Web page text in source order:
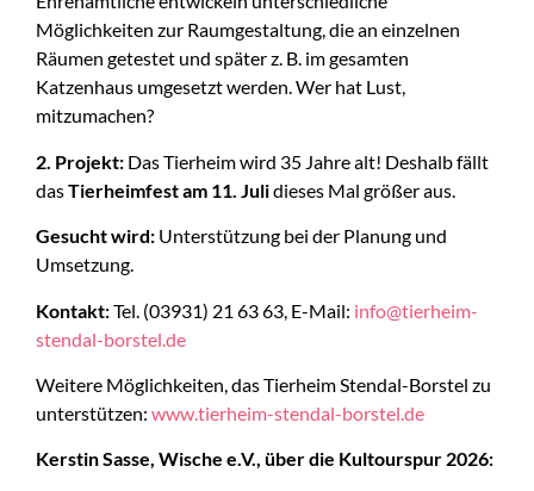
Möglichkeiten zur Raumgestaltung, die an einzelnen
Räumen getestet und später z. B. im gesamten
Katzenhaus umgesetzt werden. Wer hat Lust,
mitzumachen?
2. Projekt: Das Tierheim wird 35 Jahre alt! Deshalb fällt
dasTierheimfest am 11. Julidieses Mal größer aus.
Gesucht wird: Unterstützung bei der Planung und
Umsetzung.
Kontakt:Tel. (03931) 21 63 63, E-Mail: info@tierheim-
stendal-borstel.de
Weitere Möglichkeiten, das Tierheim Stendal-Borstel zu
unterstützen: www.tierheim-stendal-borstel.de
Kerstin Sasse, Wische e.V., über die Kultourspur 2026: